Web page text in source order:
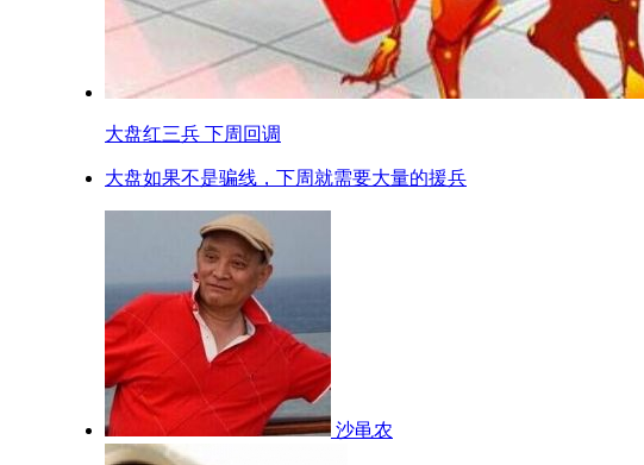
大盘红三兵 下周回调
大盘如果不是骗线，下周就需要大量的援兵
沙黾农